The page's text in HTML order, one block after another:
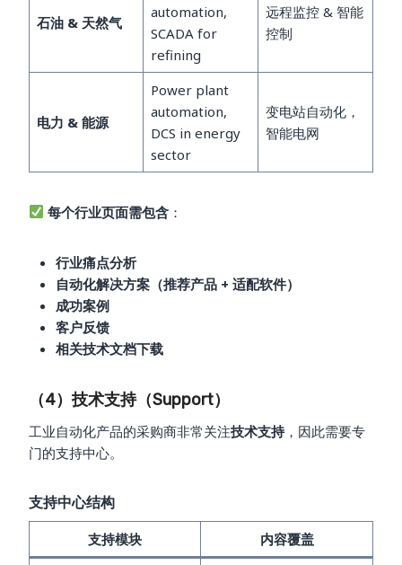
石油 & 天然气
automation,
SCADA for
refining
远程监控 & 智能
控制
电力 & 能源
Power plant
automation,
DCS in energy
sector
变电站自动化，
智能电网
每个行业页面需包含 ：
行业痛点分析
自动化解决方案（推荐产品 + 适配软件）
成功案例
客户反馈
相关技术文档下载
（4）技术支持（Support）
工业自动化产品的采购商非常关注技术支持，因此需要专
门的支持中心。
支持中心结构
支持模块 内容覆盖